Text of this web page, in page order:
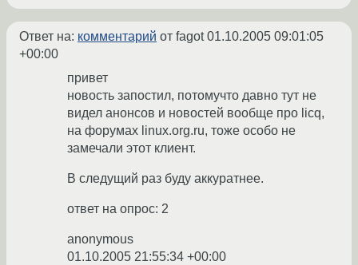
Ответ на: комментарий от fagot01.10.2005 09:01:05
+00:00
привет
новость запостил, потомучто давно тут не
видел анонсов и новостей вообще про licq,
на форумах linux.org.ru, тоже особо не
замечали этот клиент.
В следущий раз буду аккуратнее.
ответ на опрос: 2
anonymous
01.10.2005 21:55:34 +00:00